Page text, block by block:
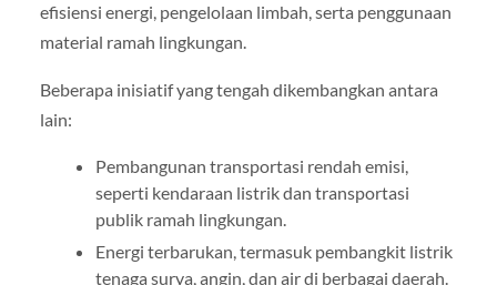
efisiensi energi, pengelolaan limbah, serta penggunaan
material ramah lingkungan.
Beberapa inisiatif yang tengah dikembangkan antara
lain:
Pembangunan transportasi rendah emisi,
seperti kendaraan listrik dan transportasi
publik ramah lingkungan.
Energi terbarukan, termasuk pembangkit listrik
tenaga surya, angin, dan air di berbagai daerah.